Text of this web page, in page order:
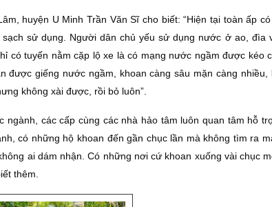
huyện U Minh Trần Văn Sĩ cho biết: “Hiện tại toàn ấp
sử dụng. Người dân chủ yếu sử dụng nước ở ao, đìa
có tuyến nằm cặp lộ xe là có mạng nước ngầm được kéo
được giếng nước ngầm, khoan càng sâu mặn càng nhiều,
không xài được, rồi bỏ luôn”.
ngành, các cấp cùng các nhà hảo tâm luôn quan tâm hỗ
có những hộ khoan đến gần chục lần mà không tìm ra
ai dám nhận. Có những nơi cứ khoan xuống vài chục
thêm.